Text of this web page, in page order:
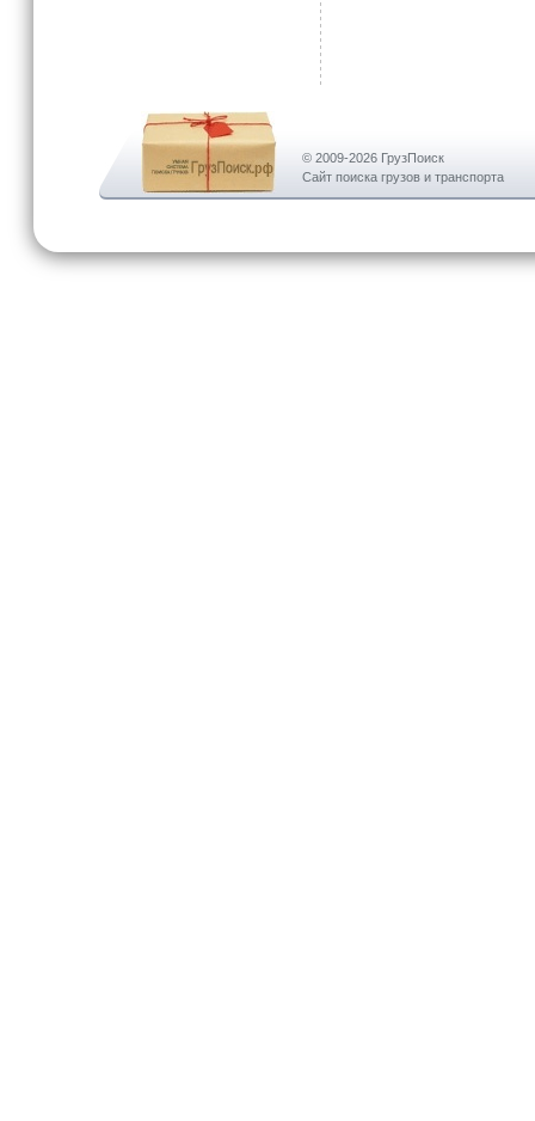
© 2009-2026 ГрузПоиск
Сайт поиска грузов и транспорта